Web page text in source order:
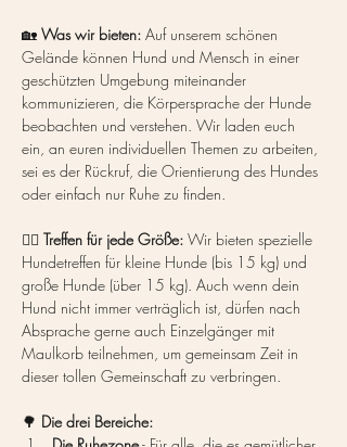
🏡 Was wir bieten: Auf unserem schönen
Gelände können Hund und Mensch in einer
geschützten Umgebung miteinander
kommunizieren, die Körpersprache der Hunde
beobachten und verstehen. Wir laden euch
ein, an euren individuellen Themen zu arbeiten,
sei es der Rückruf, die Orientierung des Hundes
oder einfach nur Ruhe zu finden.
🐕‍🦺 Treffen für jede Größe: Wir bieten spezielle
Hundetreffen für kleine Hunde (bis 15 kg) und
große Hunde (über 15 kg). Auch wenn dein
Hund nicht immer verträglich ist, dürfen nach
Absprache gerne auch Einzelgänger mit
Maulkorb teilnehmen, um gemeinsam Zeit in
dieser tollen Gemeinschaft zu verbringen.
🌳 Die drei Bereiche: